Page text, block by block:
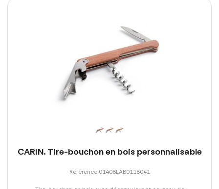
CARIN. Tire-bouchon en bois personnalisable
Référence 01408LAB0118041